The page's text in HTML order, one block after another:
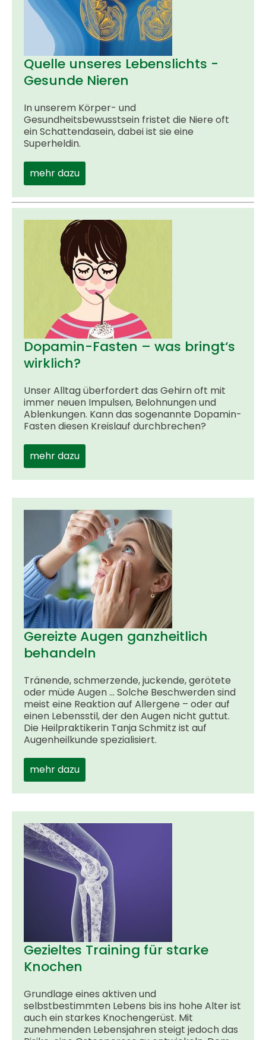
Quelle unseres Lebenslichts -
Gesunde Nieren
In unserem Körper- und
Gesundheitsbewusstsein fristet die Niere oft
ein Schattendasein, dabei ist sie eine
Superheldin.
mehr dazu
Dopamin-Fasten – was bringt‘s
wirklich?
Unser Alltag überfordert das Gehirn oft mit
immer neuen Impulsen, Belohnungen und
Ablenkungen. Kann das sogenannte Dopamin-
Fasten diesen Kreislauf durchbrechen?
mehr dazu
Gereizte Augen ganzheitlich
behandeln
Tränende, schmerzende, juckende, gerötete
oder müde Augen ... Solche Beschwerden sind
meist eine Reaktion auf ­Allergene – oder auf
einen Lebensstil, der den Augen nicht guttut.
Die Heilpraktikerin Tanja Schmitz ist auf
Augenheilkunde spezialisiert.
mehr dazu
Gezieltes Training für starke
Knochen
Grundlage eines aktiven und
selbstbestimmten Lebens bis ins hohe Alter ist
auch ein starkes Knochengerüst. Mit
zunehmenden Lebensjahren steigt jedoch das